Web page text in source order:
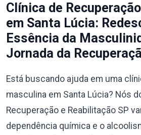
Clínica de
em Santa Lúcia:
Essência da
Jornada da
Está buscando ajuda em uma
masculina em Santa Lúcia? Nós
Recuperação e Reabilitação SP
dependência química e o